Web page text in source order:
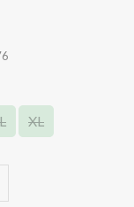
L XL